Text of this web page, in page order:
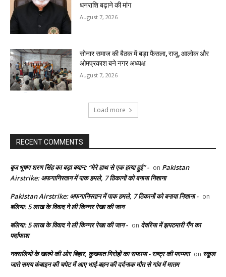
धनराशि बढ़ाने की मांग
August 7, 2026
सोनार समाज की बैठक में बड़ा फैसला, राजू, आलोक और
ओमप्रकाश बने नगर अध्यक्ष
August 7, 2026
Load more
RECENT COMMENTS
बृज भूषण शरण सिंह का बड़ा बयान: “मेरे हाथ से एक हत्या हुई” - on Pakistan
Airstrike: अफगानिस्तान में पाक हमले, 7 ठिकानों को बनाया निशाना
Pakistan Airstrike: अफगानिस्तान में पाक हमले, 7 ठिकानों को बनाया निशाना - on
बलिया: 5 लाख के विवाद ने ली किन्नर रेखा की जान
बलिया: 5 लाख के विवाद ने ली किन्नर रेखा की जान - on देवरिया में झपटमारी गैंग का
पर्दाफाश
नक्सलियों के खात्मे की ओर बिहार, कुख्यात गिरोहों का सफाया - राष्ट्र की परम्परा on स्कूल
जाते समय कंबाइन की चपेट में आए भाई-बहन की दर्दनाक मौत से गांव में मातम